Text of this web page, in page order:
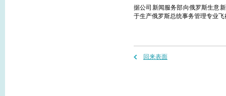
据公司新闻服务部向俄罗斯生意
于生产俄罗斯总统事务管理专业
回来表面